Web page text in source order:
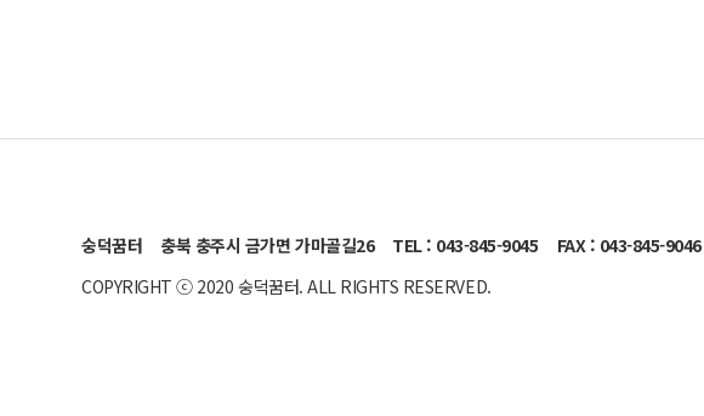
숭덕꿈터 충북 충주시 금가면 가마골길26 TEL : 043-845-9045 FAX : 043-845-9046
COPYRIGHT ⓒ 2020 숭덕꿈터. ALL RIGHTS RESERVED.